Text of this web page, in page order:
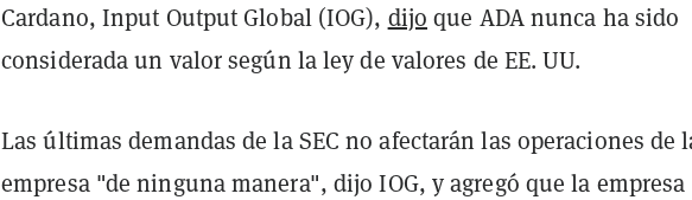
Cardano, Input Output Global (IOG), dijo que ADA nunca ha sido
considerada un valor según la ley de valores de EE. UU.
Las últimas demandas de la SEC no afectarán las operaciones de
empresa "de ninguna manera", dijo IOG, y agregó que la empresa